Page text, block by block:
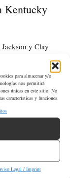
para almacenar y/o
nos permitirá
únicas en este sitio. No
características y funciones.
Legal / Imprint
Kentucky
y Clay
la
seguridad .
Artículo siguiente
de Clases en
en